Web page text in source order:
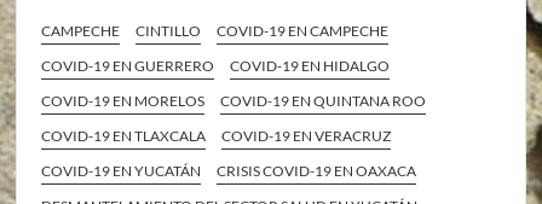
CAMPECHE CINTILLO
COVID-19 EN CAMPECHE
COVID-19 EN GUERRERO
COVID-19 EN HIDALGO
COVID-19 EN MORELOS
COVID-19 EN QUINTANA ROO
COVID-19 EN TLAXCALA
COVID-19 EN VERACRUZ
COVID-19 EN YUCATÁN
CRISIS COVID-19 EN OAXACA